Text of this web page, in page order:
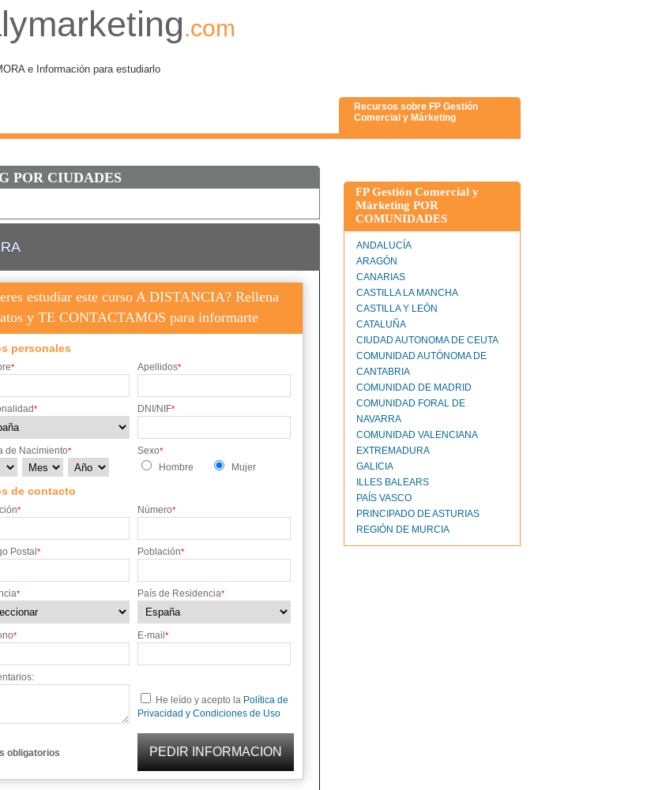
.com
e Información para estudiarlo
Recursos sobre FP Gestión
Comercial y Márketing
POR CIUDADES
estudiar este curso A DISTANCIA? Rellena
y TE CONTACTAMOS para informarte
personales
* Apellidos*
* DNI/NIF*
de Nacimiento* Sexo*
Hombre Mujer
de contacto
* Número*
Postal * Población*
* País de Residencia*
* E-mail *
He leído y acepto la Política de
Privacidad y Condiciones de Uso
obligatorios
FP Gestión Comercial y
Márketing POR
COMUNIDADES
ANDALUCÍA
ARAGÓN
CANARIAS
CASTILLA LA MANCHA
CASTILLA Y LEÓN
CATALUÑA
CIUDAD AUTONOMA DE CEUTA
COMUNIDAD AUTÓNOMA DE
CANTABRIA
COMUNIDAD DE MADRID
COMUNIDAD FORAL DE
NAVARRA
COMUNIDAD VALENCIANA
EXTREMADURA
GALICIA
ILLES BALEARS
PAÍS VASCO
PRINCIPADO DE ASTURIAS
REGIÓN DE MURCIA